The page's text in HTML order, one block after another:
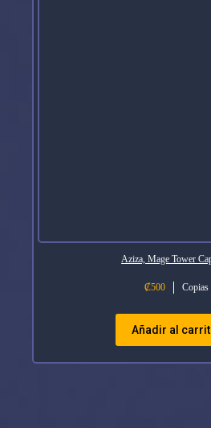
Aziza, Mage Tower
₡500 Copias
Añadir al